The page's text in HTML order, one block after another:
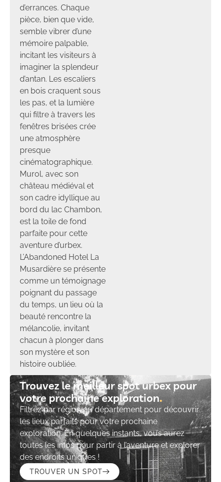
d’errances. Chaque
pièce, bien que vide,
semble vibrer d’une
mémoire palpable,
incitant les visiteurs à
imaginer la splendeur
d’antan. Les escaliers
en bois craquent sous
les pas, et la lumière
qui filtre à travers les
fenêtres brisées crée
une atmosphère
presque
cinématographique.
Murol, avec son
château médiéval et
son cadre idyllique au
bord du lac Chambon,
est la toile de fond
parfaite pour cette
aventure d’urbex.
L’Abandoned Hotel La
Musardière se présente
comme un témoignage
poignant du passage
du temps, un lieu où la
beauté rencontre la
mélancolie, invitant
chacun à plonger dans
son mystère et son
histoire oubliée.
Trouvez le meilleur spot urbex pour
votre prochaine exploration​
Filtrez par région ou département pour découvrir
les lieux parfaits pour votre prochaine
exploration. En quelques instants, vous aurez
toutes les infos pour partir à l’aventure et explorer
des endroits uniques !
TROUVER UN SPOT